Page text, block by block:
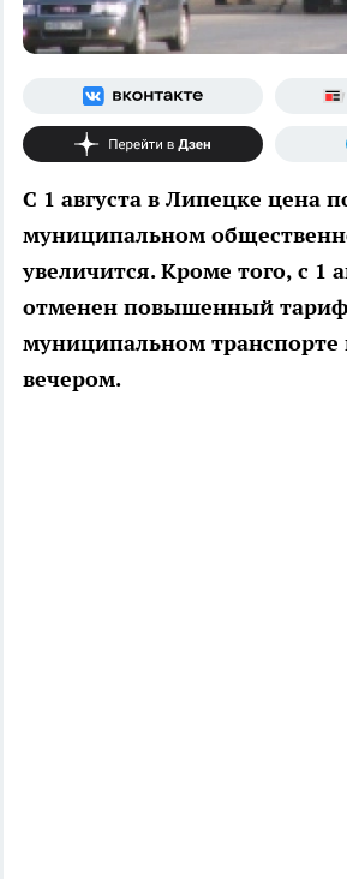
С 1 августа в Липецке цена
муниципальном
увеличится. Кроме того, с 1
отменен повышенный тариф
муниципальном
вечером.